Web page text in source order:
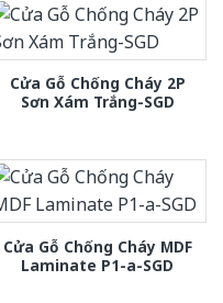
Cửa Gỗ Chống Cháy 2P
Sơn Xám Trắng-SGD
Cửa Gỗ Chống Cháy MDF
Laminate P1-a-SGD